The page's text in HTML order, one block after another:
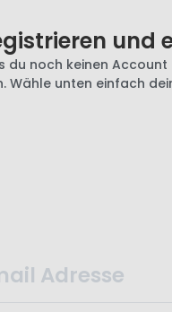
und
du noch keinen
Wähle unten einfach